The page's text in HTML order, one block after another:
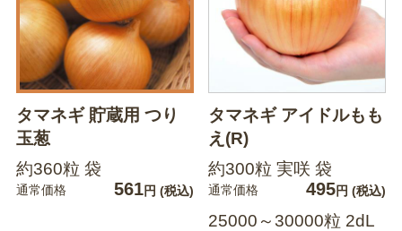
タマネギ 貯蔵用 つり
玉葱
約360粒 袋
通常価格 561円 (税込)
タマネギ アイドルもも
え(R)
約300粒 実咲 袋
通常価格 495円 (税込)
25000～30000粒 2dL